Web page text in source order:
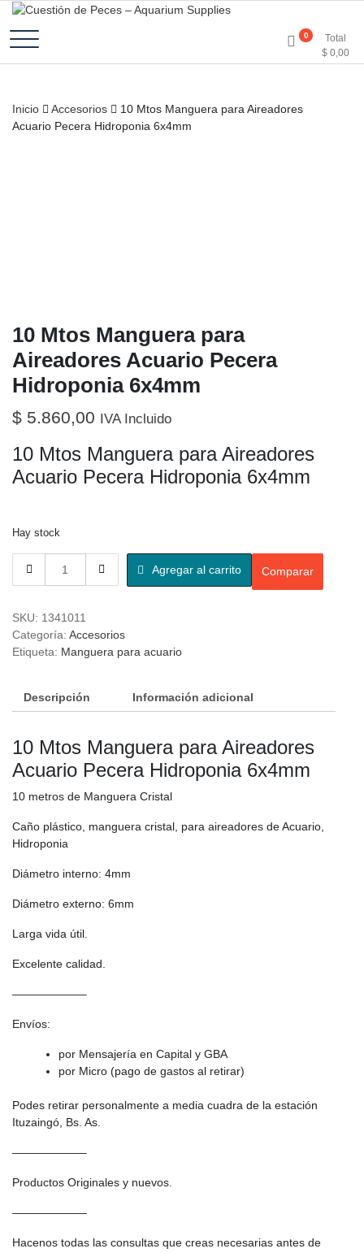
Cuestión de Peces –
Aquarium Supplies
0
Total
$ 0,00
Inicio Accesorios
10 Mtos Manguera para Aireadores
Acuario Pecera Hidroponia 6x4mm
10 Mtos Manguera para
Aireadores Acuario Pecera
Hidroponia 6x4mm
$ 5.860,00 IVA Incluido
10 Mtos Manguera para Aireadores
Acuario Pecera Hidroponia 6x4mm
Hay stock
Agregar al carrito Comparar
SKU: 1341011
Categoría: Accesorios
Etiqueta: Manguera para acuario
Descripción Información adicional
10 Mtos Manguera para Aireadores
Acuario Pecera Hidroponia 6x4mm
10 metros de Manguera Cristal
Caño plástico, manguera cristal, para aireadores de Acuario,
Hidroponia
Diámetro interno: 4mm
Diámetro externo: 6mm
Larga vida útil.
Excelente calidad.
——————–
Envíos:
por Mensajería en Capital y GBA
por Micro (pago de gastos al retirar)
Podes retirar personalmente a media cuadra de la estación
Ituzaingó, Bs. As.
——————–
Productos Originales y nuevos.
——————–
Hacenos todas las consultas que creas necesarias antes de